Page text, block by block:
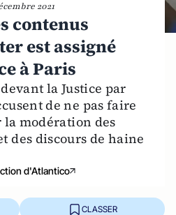
2021
contenus
est assigné
à Paris
la Justice par
de ne pas faire
la modération des
des discours de haine
d'Atlantico
CLASSER